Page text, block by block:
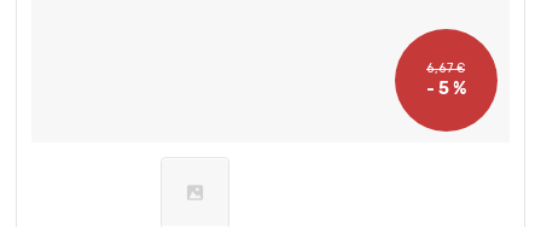
6,67 €
- 5 %